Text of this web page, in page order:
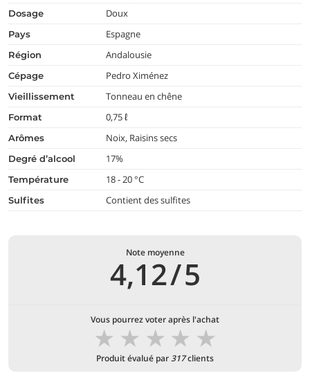
dosage Doux
pays Espagne
région Andalousie
cépage Pedro Ximénez
vieillissement Tonneau en chêne
format 0,75 ℓ
arômes Noix, Raisins secs
degré d’alcool 17%
température 18 - 20 °C
Sulfites Contient des sulfites
Note moyenne
4,12/5
Vous pourrez voter après l'achat
★
★
★
★
★
Produit évalué par317clients